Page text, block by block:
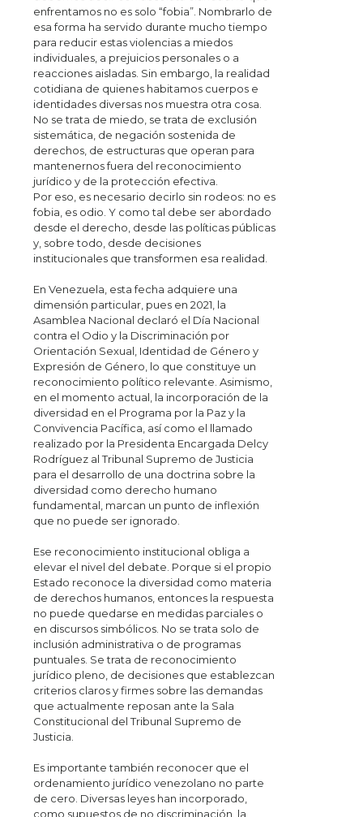
enfrentamos no es solo “fobia”. Nombrarlo de
esa forma ha servido durante mucho tiempo
para reducir estas violencias a miedos
individuales, a prejuicios personales o a
reacciones aisladas. Sin embargo, la realidad
cotidiana de quienes habitamos cuerpos e
identidades diversas nos muestra otra cosa.
No se trata de miedo, se trata de exclusión
sistemática, de negación sostenida de
derechos, de estructuras que operan para
mantenernos fuera del reconocimiento
jurídico y de la protección efectiva.
Por eso, es necesario decirlo sin rodeos: no es
fobia, es odio. Y como tal debe ser abordado
desde el derecho, desde las políticas públicas
y, sobre todo, desde decisiones
institucionales que transformen esa realidad.
En Venezuela, esta fecha adquiere una
dimensión particular, pues en 2021, la
Asamblea Nacional declaró el Día Nacional
contra el Odio y la Discriminación por
Orientación Sexual, Identidad de Género y
Expresión de Género, lo que constituye un
reconocimiento político relevante. Asimismo,
en el momento actual, la incorporación de la
diversidad en el Programa por la Paz y la
Convivencia Pacífica, así como el llamado
realizado por la Presidenta Encargada Delcy
Rodríguez al Tribunal Supremo de Justicia
para el desarrollo de una doctrina sobre la
diversidad como derecho humano
fundamental, marcan un punto de inflexión
que no puede ser ignorado.
Ese reconocimiento institucional obliga a
elevar el nivel del debate. Porque si el propio
Estado reconoce la diversidad como materia
de derechos humanos, entonces la respuesta
no puede quedarse en medidas parciales o
en discursos simbólicos. No se trata solo de
inclusión administrativa o de programas
puntuales. Se trata de reconocimiento
jurídico pleno, de decisiones que establezcan
criterios claros y firmes sobre las demandas
que actualmente reposan ante la Sala
Constitucional del Tribunal Supremo de
Justicia.
Es importante también reconocer que el
ordenamiento jurídico venezolano no parte
de cero. Diversas leyes han incorporado,
como supuestos de no discriminación, la